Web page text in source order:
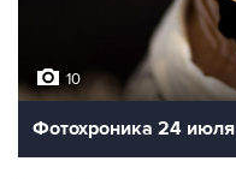
10
Фотохроника 24 июля